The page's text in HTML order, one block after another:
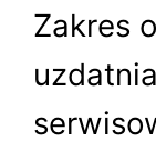
Zakres